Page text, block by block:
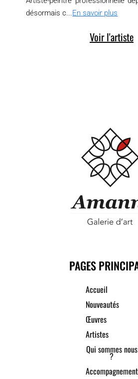
désormais c...En savoir plus
Voir l'artiste
PAGES
Accueil
Nouveautés
Œuvres
Artistes
Qui sommes nous
?
Accompagnement